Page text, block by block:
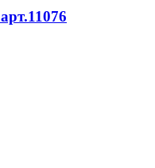
арт.11076